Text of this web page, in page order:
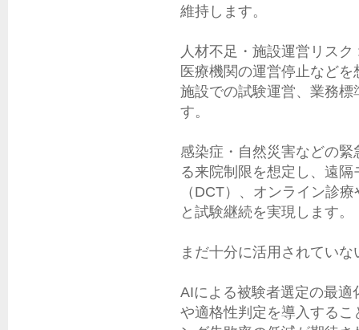
維持します。
人材不足・施設運営リス
医療機関の運営停止など
施設での試験運営、業務
す。
感染症・自然災害などの
る来院制限を想定し、遠
（DCT）、オンライン診
と試験継続を実現します。
まだ十分に活用されてい
AIによる被験者選定の最
や適格性判定を導入する